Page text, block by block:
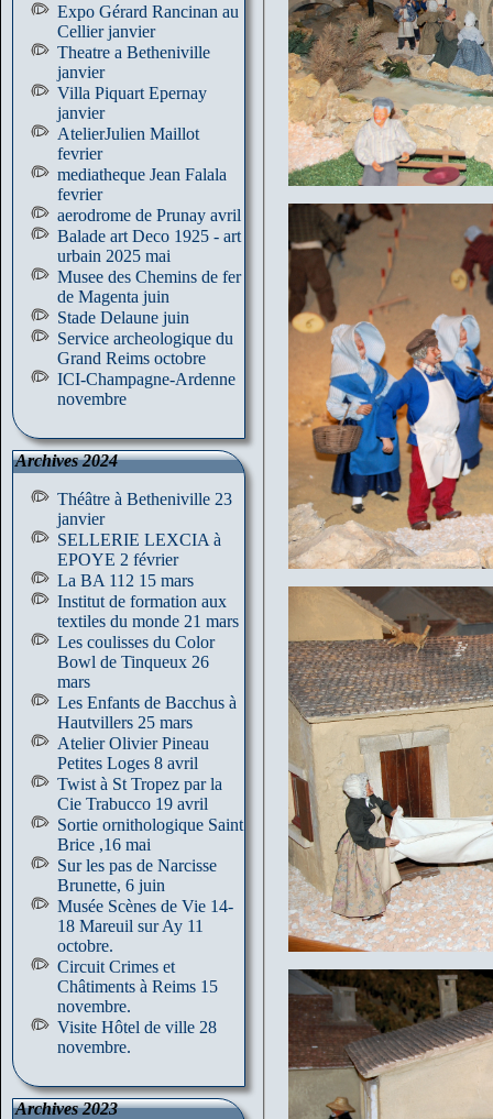
Expo Gérard Rancinan au
Cellier janvier
Theatre a Betheniville
janvier
Villa Piquart Epernay
janvier
AtelierJulien Maillot
fevrier
mediatheque Jean Falala
fevrier
aerodrome de Prunay avril
Balade art Deco 1925 - art
urbain 2025 mai
Musee des Chemins de fer
de Magenta juin
Stade Delaune juin
Service archeologique du
Grand Reims octobre
ICI-Champagne-Ardenne
novembre
Archives 2024
Théâtre à Betheniville 23
janvier
SELLERIE LEXCIA à
EPOYE 2 février
La BA 112 15 mars
Institut de formation aux
textiles du monde 21 mars
Les coulisses du Color
Bowl de Tinqueux 26
mars
Les Enfants de Bacchus à
Hautvillers 25 mars
Atelier Olivier Pineau
Petites Loges 8 avril
Twist à St Tropez par la
Cie Trabucco 19 avril
Sortie ornithologique Saint
Brice ,16 mai
Sur les pas de Narcisse
Brunette, 6 juin
Musée Scènes de Vie 14-
18 Mareuil sur Ay 11
octobre.
Circuit Crimes et
Châtiments à Reims 15
novembre.
Visite Hôtel de ville 28
novembre.
Archives 2023